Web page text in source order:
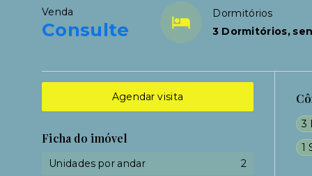
Venda
Consulte
Dormitórios
3 Dormitórios,
3
1
Agendar visita
Ficha do imóvel
Unidades por andar
2